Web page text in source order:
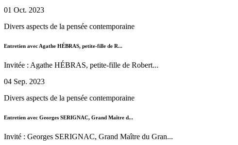
01 Oct. 2023
Divers aspects de la pensée contemporaine
Entretien avec Agathe HÉBRAS, petite-fille de R...
Invitée : Agathe HÉBRAS, petite-fille de Robert...
04 Sep. 2023
Divers aspects de la pensée contemporaine
Entretien avec Georges SERIGNAC, Grand Maître d...
Invité : Georges SERIGNAC, Grand Maître du Gran...